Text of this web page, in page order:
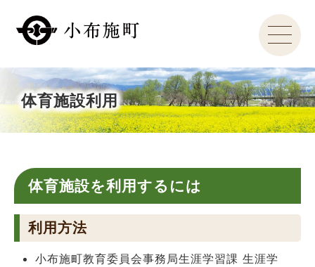
体育施設利用
体育施設を利用するには
利用方法
小布施町教育委員会事務局生涯学習課 生涯学